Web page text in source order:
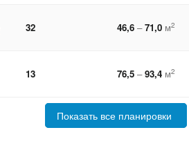
32 46,6 –71,0 м2
13 76,5 –93,4 м2
Показать все планировки